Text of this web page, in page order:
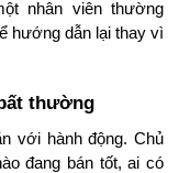
nhân viên thường
hướng dẫn lại thay vì
thường
với hành động. Chủ
đang bán tốt, ai có